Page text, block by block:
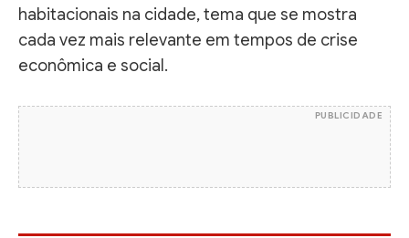
habitacionais na cidade, tema que se mostra
cada vez mais relevante em tempos de crise
econômica e social.
PUBLICIDADE